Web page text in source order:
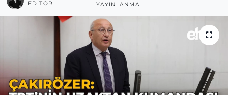
EDITÖR YAYINLANMA